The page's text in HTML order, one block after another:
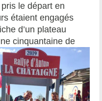
le départ en
étaient engagés
d’un plateau
cinquantaine de